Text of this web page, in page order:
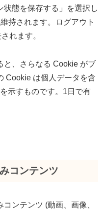
態を保存する」を選択し
持されます。ログアウト
れます。
と、さらなる Cookie がブ
Cookie は個人データを含
示すものです。1日で有
コンテンツ
ンテンツ (動画、画像、